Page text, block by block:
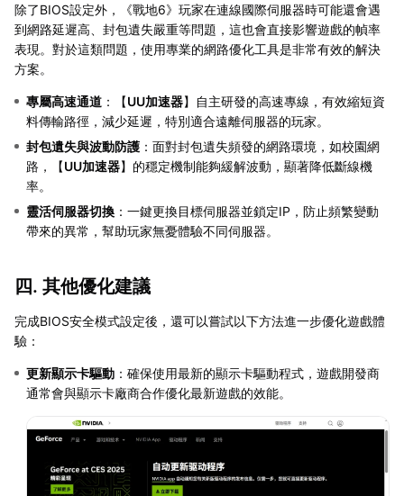
除了BIOS設定外，《戰地6》玩家在連線國際伺服器時可能還會遇
到網路延遲高、封包遺失嚴重等問題，這也會直接影響遊戲的幀率
表現。對於這類問題，使用專業的網路優化工具是非常有效的解決
方案。
專屬高速通道 ：【UU加速器】自主研發的高速專線，有效縮短資
料傳輸路徑，減少延遲，特別適合遠離伺服器的玩家。
封包遺失與波動防護 ：面對封包遺失頻發的網路環境，如校園網
路，【UU加速器】的穩定機制能夠緩解波動，顯著降低斷線機
率。
靈活伺服器切換 ：一鍵更換目標伺服器並鎖定IP，防止頻繁變動
帶來的異常，幫助玩家無憂體驗不同伺服器。
四. 其他優化建議
完成BIOS安全模式設定後，還可以嘗試以下方法進一步優化遊戲體
驗：
更新顯示卡驅動 ：確保使用最新的顯示卡驅動程式，遊戲開發商
通常會與顯示卡廠商合作優化最新遊戲的效能。